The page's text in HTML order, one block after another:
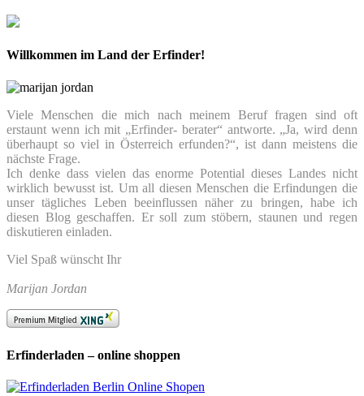
Willkommen im Land der Erfinder!
Viele Menschen die mich nach meinem Beruf fragen sind oft
erstaunt wenn ich mit „Erfinder- berater“ antworte. „Ja, wird denn
überhaupt so viel in Österreich erfunden?“, ist dann meistens die
nächste Frage.
Ich denke dass vielen das enorme Potential dieses Landes nicht
wirklich bewusst ist. Um all diesen Menschen die Erfindungen die
unser tägliches Leben beeinflussen näher zu bringen, habe ich
diesen Blog geschaffen. Er soll zum stöbern, staunen und regen
diskutieren einladen.
Viel Spaß wünscht Ihr
Marijan Jordan
Erfinderladen – online shoppen